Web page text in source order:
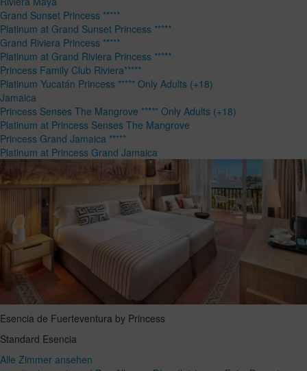
Grand Sunset Princess *****
Platinum at Grand Sunset Princess *****
Grand Riviera Princess *****
Platinum at Grand Riviera Princess *****
Princess Family Club Riviera*****
Platinum Yucatán Princess ***** Only Adults (+18)
Jamaica
Princess Senses The Mangrove ***** Only Adults (+18)
Platinum at Princess Senses The Mangrove
Princess Grand Jamaica *****
Platinum at Princess Grand Jamaica
Esencia de Fuerteventura by Princess
Standard Esencia
Alle Zimmer ansehen